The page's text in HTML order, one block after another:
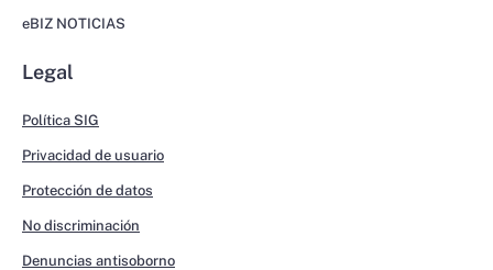
eBIZ NOTICIAS
Legal
Política SIG
Privacidad de usuario
Protección de datos
No discriminación
Denuncias antisoborno